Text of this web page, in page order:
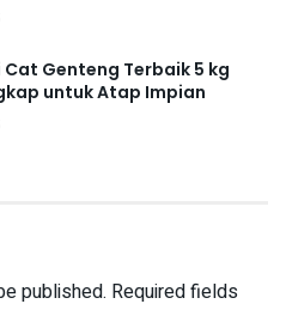
Genteng Terbaik 5 kg
untuk Atap Impian
published. Required fields